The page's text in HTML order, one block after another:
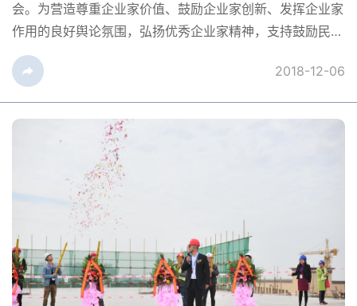
会。为营造尊重企业家价值、鼓励企业家创新、发挥企业家
作用的良好舆论氛围，弘扬优秀企业家精神，支持鼓励民营
企业、民营企业家、创业者与城市共成长、同发展，为城市
建设、社会发展担当担责，创造更多经济效益、社会效益和
生态效益，市委、市政府决定对100家优秀民营企业、30位
成都优秀民营企业家及20位成都优秀创业者进行了表彰。
百裕制药荣获2018年成都市...
2018-12-06